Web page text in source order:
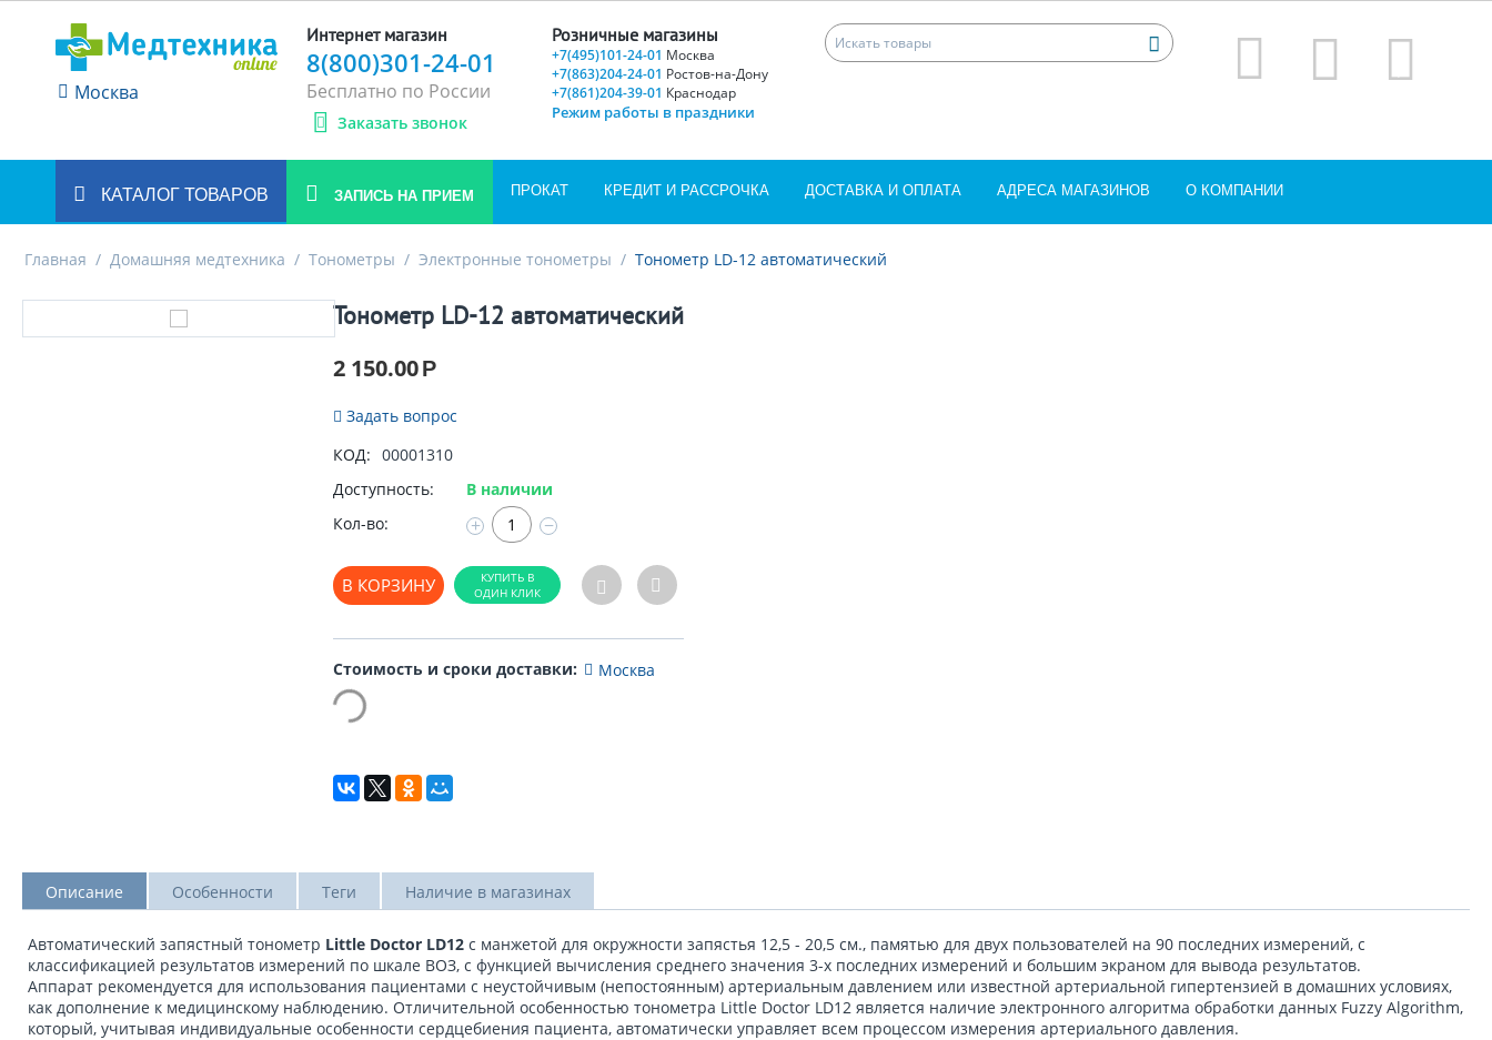
Москва
Интернет магазин
8(800)301-24-01
Бесплатно по России
Заказать звонок
Розничные магазины
+7(495)101-24-01 Москва
+7(863)204-24-01 Ростов-на-Дону
+7(861)204-39-01 Краснодар
Режим работы в праздники
КАТАЛОГ ТОВАРОВ ЗАПИСЬ НА ПРИЕМ ПРОКАТ КРЕДИТ И РАССРОЧКА ДОСТАВКА И ОПЛАТА АДРЕСА МАГАЗИНОВ О КОМПАНИИ
Главная / Домашняя медтехника / Тонометры / Электронные тонометры / Тонометр LD-12 автоматический
Тонометр LD-12 автоматический
2 150.00Р
Задать вопрос
КОД: 00001310
Доступность:
В наличии
Кол-во:
+ −
В КОРЗИНУ
Стоимость и сроки доставки: Москва
Описание Особенности Теги Наличие в магазинах
Автоматический запястный тонометр Little Doctor LD12 с манжетой для окружности запястья 12,5 - 20,5 см., памятью для двух пользователей на 90 последних измерений, с
классификацией результатов измерений по шкале ВОЗ, с функцией вычисления среднего значения 3-х последних измерений и большим экраном для вывода результатов.
Аппарат рекомендуется для использования пациентами с неустойчивым (непостоянным) артериальным давлением или известной артериальной гипертензией в домашних условиях,
как дополнение к медицинскому наблюдению. Отличительной особенностью тонометра Little Doctor LD12 является наличие электронного алгоритма обработки данных Fuzzy Algorithm,
который, учитывая индивидуальные особенности сердцебиения пациента, автоматически управляет всем процессом измерения артериального давления.